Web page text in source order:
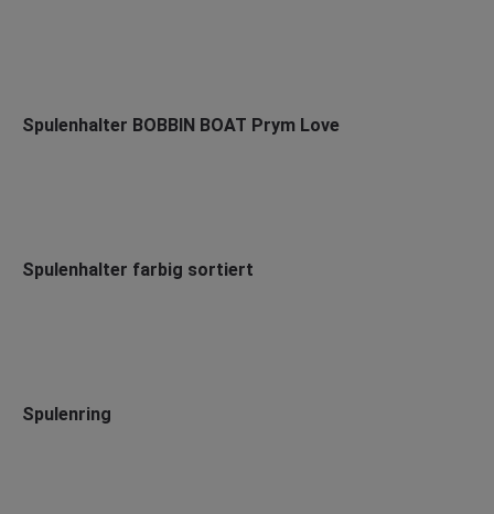
Spulenhalter BOBBIN BOAT Prym Love
Spulenhalter farbig sortiert
Spulenring